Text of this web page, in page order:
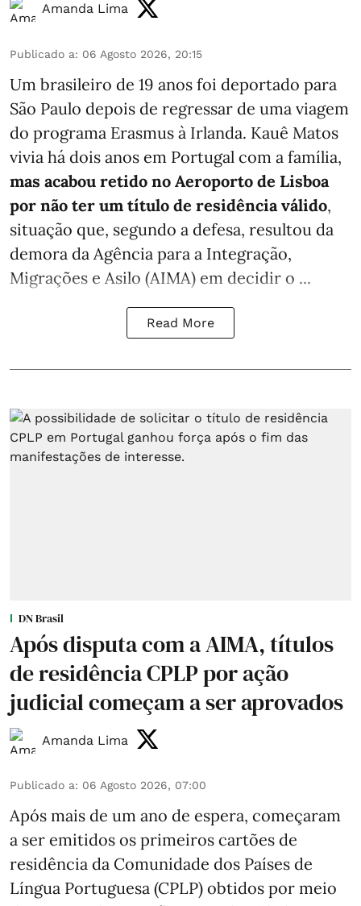
Amanda Lima
Publicado a: 06 Agosto 2026, 20:15
Um brasileiro de 19 anos foi deportado para
São Paulo depois de regressar de uma viagem
do programa Erasmus à Irlanda. Kauê Matos
vivia há dois anos em Portugal com a família,
mas acabou retido no Aeroporto de Lisboa
por não ter um título de residência válido,
situação que, segundo a defesa, resultou da
demora da Agência para a Integração,
Migrações e Asilo (AIMA) em decidir o ...
Read More
DN Brasil
Após disputa com a AIMA, títulos
de residência CPLP por ação
judicial começam a ser aprovados
Amanda Lima
Publicado a: 06 Agosto 2026, 07:00
Após mais de um ano de espera, começaram
a ser emitidos os primeiros cartões de
residência da Comunidade dos Países de
Língua Portuguesa (CPLP) obtidos por meio